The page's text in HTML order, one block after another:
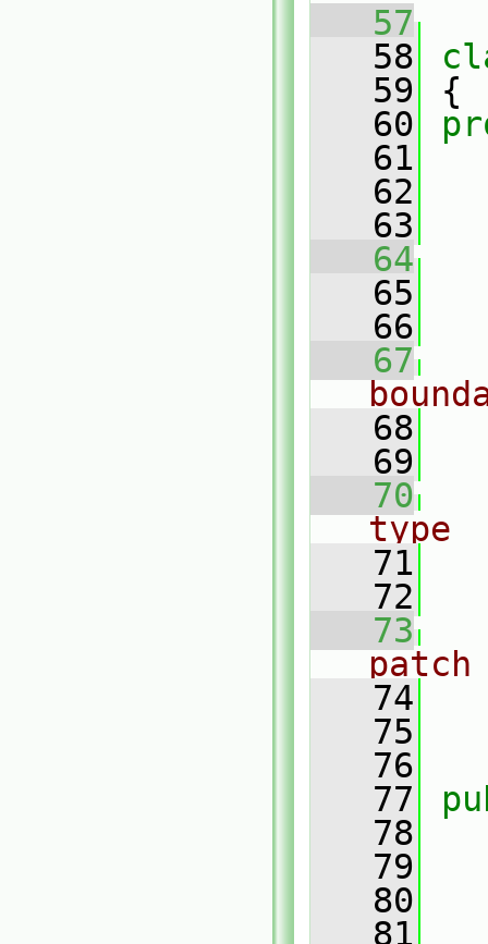
   57
   58
   59
{
   60
   61
   62
   63
   64
   65
   66
   67
   68
   69
   70
type
   71
   72
   73
   74
   75
   76
   77
   78
   79
   80
   81